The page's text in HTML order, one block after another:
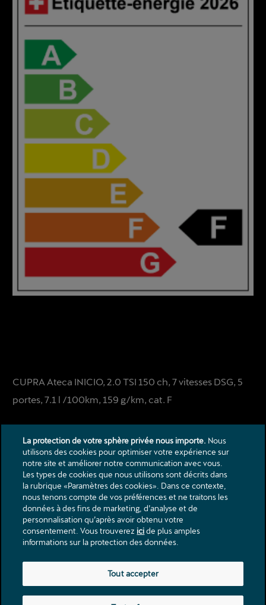
CUPRA Ateca INICIO, 2.0 TSI 150 ch, 7 vitesses DSG, 5
portes, 7.1 l /100km, 159 g/km, cat. F
Av. de Grandson 72
1400 Yverdon-les-Bains
info@alternativecars.ch
Contact
Catalogues & listes de prix
Mentions légales
Protection des donnèes
La protection de votre sphère privée nous importe. Nous
utilisons des cookies pour optimiser votre expérience sur
notre site et améliorer notre communication avec vous.
Les types de cookies que nous utilisons sont décrits dans
la rubrique «Paramètres des cookies». Dans ce contexte,
nous tenons compte de vos préférences et ne traitons les
données à des fins de marketing, d’analyse et de
personnalisation qu’après avoir obtenu votre
consentement. Vous trouverezicide plus amples
informations sur la protection des données.
Tout accepter